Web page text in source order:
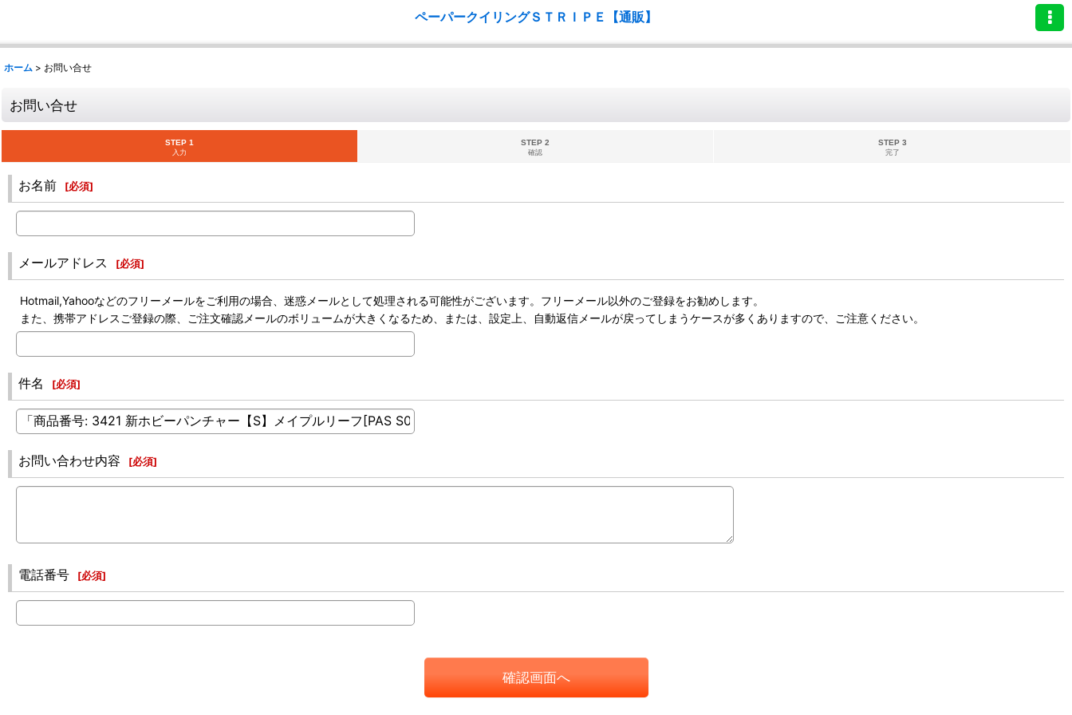
ペーパークイリングＳＴＲＩＰＥ【通販】
ホーム > お問い合せ
お問い合せ
STEP 1
入力
STEP 2
確認
STEP 3
完了
お名前 [必須]
メールアドレス [必須]
Hotmail,Yahooなどのフリーメールをご利用の場合、迷惑メールとして処理される可能性がございます。フリーメール以外のご登録をお勧めします。
また、携帯アドレスご登録の際、ご注文確認メールのボリュームが大きくなるため、または、設定上、自動返信メールが戻ってしまうケースが多くありますので、ご注意ください。
件名 [必須]
お問い合わせ内容 [必須]
電話番号 [必須]
確認画面へ